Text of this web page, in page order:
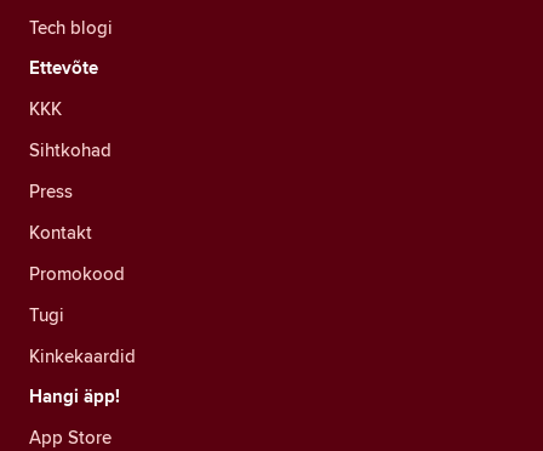
Tech blogi
Ettevõte
KKK
Sihtkohad
Press
Kontakt
Promokood
Tugi
Kinkekaardid
Hangi äpp!
App Store